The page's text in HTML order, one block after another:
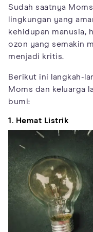
Sudah saatnya
lingkungan yang
kehidupan manusia,
ozon yang semakin
menjadi kritis.
Berikut ini langkah-
Moms dan keluarga
bumi:
1. Hemat Listrik